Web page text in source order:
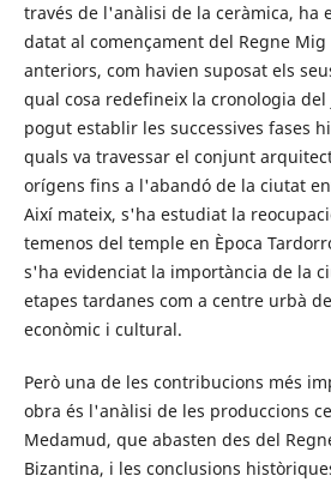
través de l'anàlisi de la ceràmica, ha
datat al començament del Regne
anteriors, com havien suposat els
qual cosa redefineix la cronologia
pogut establir les successives fases
quals va travessar el conjunt
orígens fins a l'abandó de la ciutat
Així mateix, s'ha estudiat la
temenos del temple en Època
s'ha evidenciat la importància de la
etapes tardanes com a centre urbà
econòmic i cultural.
Però una de les contribucions més
obra és l'anàlisi de les produccions
Medamud, que abasten des del
Bizantina, i les conclusions